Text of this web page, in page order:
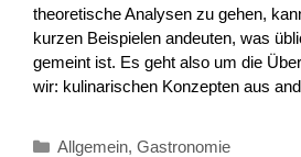
theoretische Analysen zu gehen,
kurzen Beispielen andeuten, was
gemeint ist. Es geht also um die
wir: kulinarischen Konzepten aus
Kategorien
Allgemein, Gastronomie